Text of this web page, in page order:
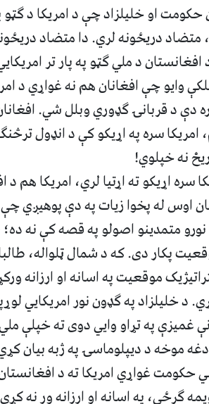
او خلیلزاد چې د امریکا د
متضاد دریځونه لري. دا متضاد
د ملي ګټو په پار تر
وایو چې افغانان هم نه غواړي د
دې د قربانۍ ګډوري وبلل شي.
امریکا سره په اړیکو کې د انډول
نه خپلوي!
سره اړیکو ته اړتیا لري، امریکا هم
اوس له پخوا زیات په دې پوهیږي
متمدینو اصولو په قصه کې نه ده؛
پکار دی. که د شمال ټلواله،
موقعیت په اسانه او ارزانه
د خلیلزاد په ګډون نور امریکايي
غمیزې په تړاو وايي دوی ته خپلې
موخه د دیپلوماسۍ په ژبه بیان
غواړي امریکا ته د
ګرځي، په اسانه او ارزانه ور نه